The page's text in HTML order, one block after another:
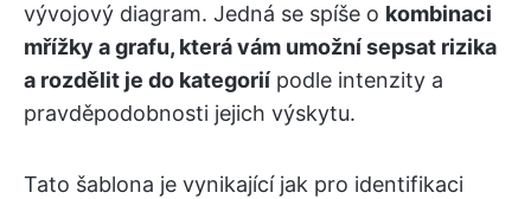
vývojový diagram. Jedná se spíše o kombinaci
mřížky a grafu, která vám umožní sepsat rizika
a rozdělit je do kategorií podle intenzity a
pravděpodobnosti jejich výskytu.
Tato šablona je vynikající jak pro identifikaci